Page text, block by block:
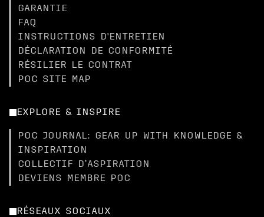
GARANTIE
FAQ
INSTRUCTIONS D'ENTRETIEN
DÉCLARATION DE CONFORMITÉ
RÉSILIER LE CONTRAT
POC SITE MAP
EXPLORE & INSPIRE
POC JOURNAL: GEAR UP WITH KNOWLEDGE &
INSPIRATION
COLLECTIF D’ASPIRATION
DEVIENS MEMBRE POC
RÉSEAUX SOCIAUX